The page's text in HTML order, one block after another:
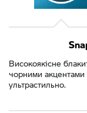
Високоякісне
чорними акцентами
ультрастильно.